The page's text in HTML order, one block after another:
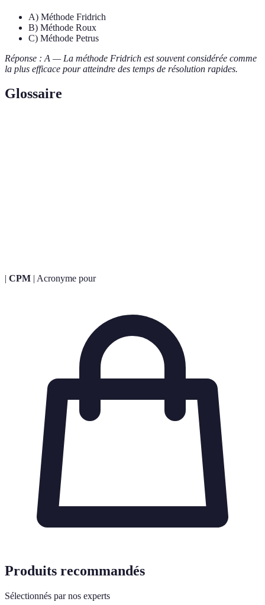
A) Méthode Fridrich
B) Méthode Roux
C) Méthode Petrus
Réponse : A — La méthode Fridrich est souvent considérée comme
la plus efficace pour atteindre des temps de résolution rapides.
Glossaire
| CPM | Acronyme pour
Produits recommandés
Sélectionnés par nos experts